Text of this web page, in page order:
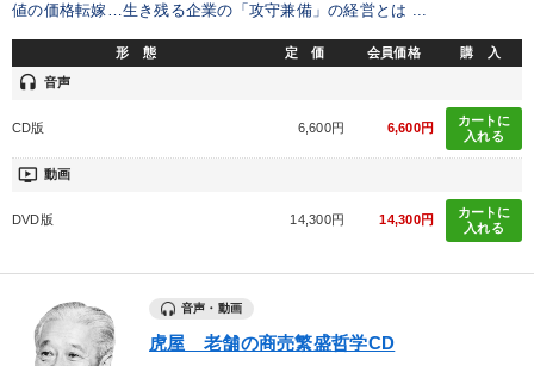
値の価格転嫁…生き残る企業の「攻守兼備」の経営とは ...
形 態 定 価 会員価格 購 入
headset 音声
CD版 6,600円 6,600円
カートに
入れる
ondemand_video 動画
DVD版 14,300円 14,300円
カートに
入れる
音声・動画
虎屋 老舗の商売繁盛哲学CD